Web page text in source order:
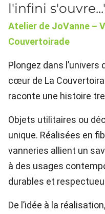
l'infini
Atelier de JoVanne –
Couvertoirade
Plongez dans l’univers
cœur de La
raconte une histoire
Objets utilitaires ou
unique. Réalisées en
vanneries allient un
à des usages
durables et
De l’idée à la